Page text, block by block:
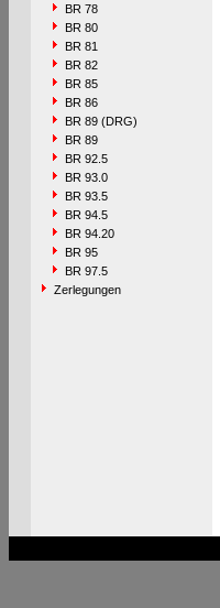
BR 78
BR 80
BR 81
BR 82
BR 85
BR 86
BR 89 (DRG)
BR 89
BR 92.5
BR 93.0
BR 93.5
BR 94.5
BR 94.20
BR 95
BR 97.5
Zerlegungen